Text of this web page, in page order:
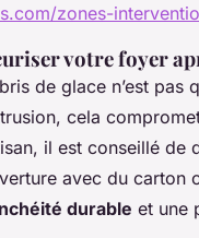
zones-
votre foyer
de glace n’est pas
cela
il est conseillé
avec du
durable et une